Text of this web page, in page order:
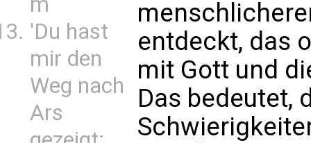
'Du hast
mir den
Weg nach
Ars
entdeckt, das
mit Gott und
Das bedeutet,